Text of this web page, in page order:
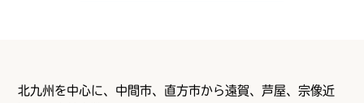
北九州を中心に、中間市、直方市から遠賀、芦屋、宗像近